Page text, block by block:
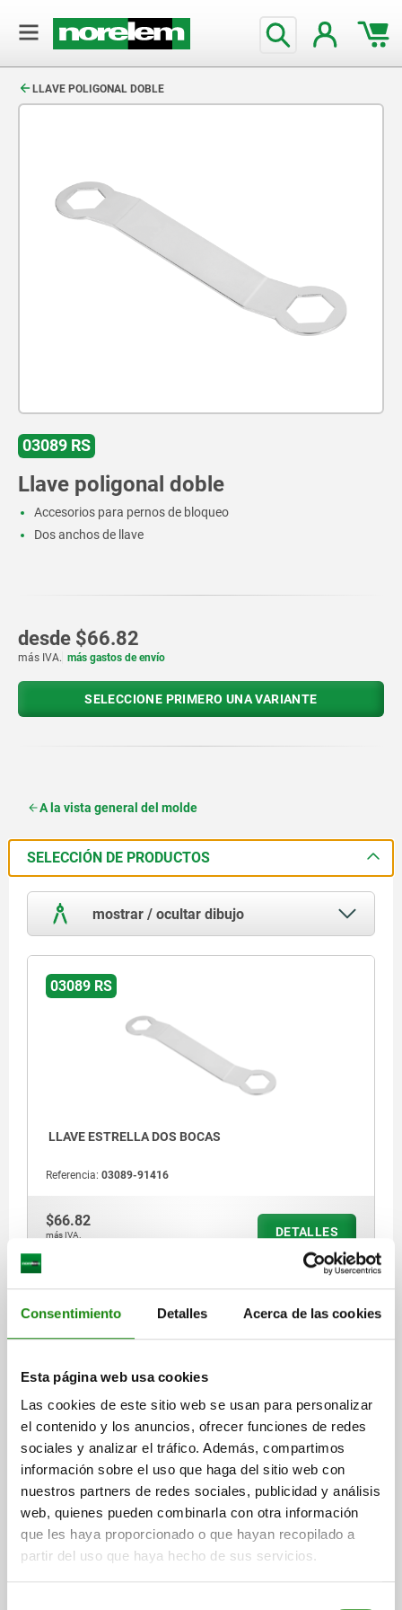
Consentimiento Detalles Acerca de las cookies
Esta página web usa cookies
Las cookies de este sitio web se usan para personalizar
el contenido y los anuncios, ofrecer funciones de redes
sociales y analizar el tráfico. Además, compartimos
información sobre el uso que haga del sitio web con
nuestros partners de redes sociales, publicidad y análisis
web, quienes pueden combinarla con otra información
que les haya proporcionado o que hayan recopilado a
partir del uso que haya hecho de sus servicios.
LLAVE POLIGONAL DOBLE
03089 RS
Llave poligonal doble
Accesorios para pernos de bloqueo
Dos anchos de llave
desde $66.82
más IVA. más gastos de envío
SELECCIONE PRIMERO UNA VARIANTE
A la vista general del molde
SELECCIÓN DE PRODUCTOS
mostrar / ocultar dibujo
03089 RS
LLAVE ESTRELLA DOS BOCAS
Referencia: 03089-91416
$66.82
más IVA.
DETALLES
DETALLES
CAD
DESCARGAS
Otros clientes también
compraron
NUEVO